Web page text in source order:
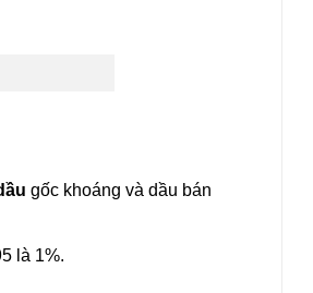
gốc khoáng và dầu bán
là 1%.